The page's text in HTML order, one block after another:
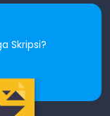
Skripsi?